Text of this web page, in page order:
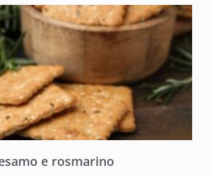
e rosmarino